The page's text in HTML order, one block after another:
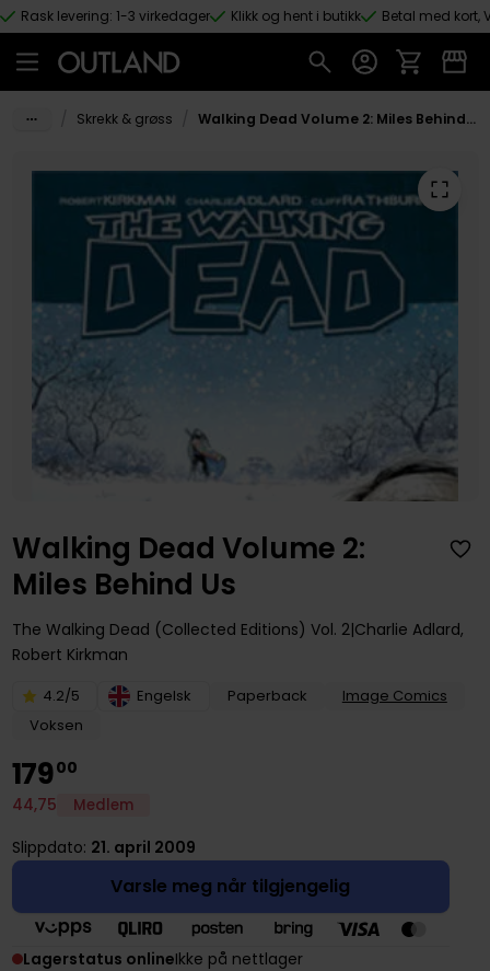
Hopp til hovedinnhold
Rask levering: 1-3 virkedager Klikk og hent i butikk Betal med kort,
Skrekk & grøss Walking Dead Volume 2: Miles Behind Us
Walking Dead Volume 2:
Miles Behind Us
The Walking Dead (Collected Editions) Vol. 2 Charlie Adlard,
Robert Kirkman
4.2/5 Engelsk Paperback
Image Comics
Voksen
17900
44,75 Medlem
Slippdato: 21. april 2009
Varsle meg når tilgjengelig
Lagerstatus onlineIkke på nettlager